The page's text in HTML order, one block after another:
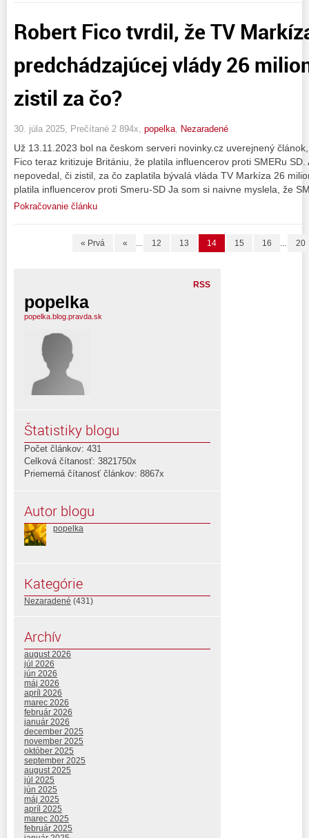
Robert Fico tvrdil, že TV
predchádzajúcej vlády 26
zistil za čo?
30. júla 2025, Prečítané 2 894x, popelka, Nezaradené
Už 13.11.2023 bol na českom serveri novinky.cz uverejnený
Fico teraz kritizuje Britániu, že platila influencerov proti SMERu
nepovedal, či zistil, za čo zaplatila bývalá vláda TV Markíza 26
platila influencerov proti Smeru-SD Ja som si naivne myslela, že
Pokračovanie článku
« Prvá « ... 12 13 14 15 16 ... 20
RSS
popelka
popelka.blog.pravda.sk
Štatistiky blogu
Počet článkov: 431
Celková čítanosť: 3821750x
Priemerná čítanosť článkov: 8867x
Autor blogu
popelka
Kategórie
Nezaradené (431)
Archív
august 2026
júl 2026
jún 2026
máj 2026
apríl 2026
marec 2026
február 2026
január 2026
december 2025
november 2025
október 2025
september 2025
august 2025
júl 2025
jún 2025
máj 2025
apríl 2025
marec 2025
február 2025